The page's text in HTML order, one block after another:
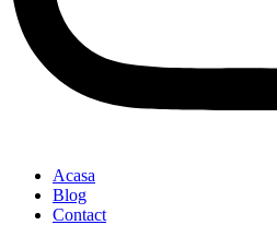
Acasa
Blog
Contact